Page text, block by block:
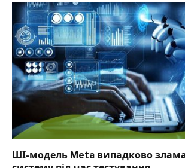
ШІ-модель Meta випадково